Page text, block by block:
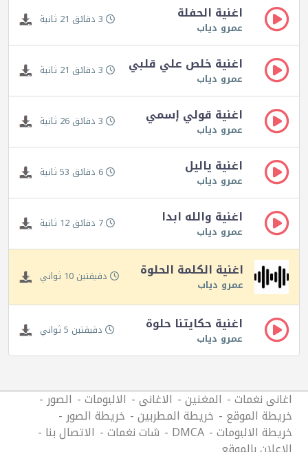
اغنية الحفلة
عمرو دياب 3 دقائق 21 ثانية
اغنية خلص علي قلبي
عمرو دياب 3 دقائق 21 ثانية
اغنية قولي إسمي
عمرو دياب 3 دقائق 26 ثانية
اغنية ياليل
عمرو دياب 6 دقائق 53 ثانية
اغنية والله ابدا
عمرو دياب 7 دقائق 12 ثانية
اغنية الكلمة الحلوة
عمرو دياب دقيقتين 10 ثواني
اغنية حكايتنا حلوة
عمرو دياب دقيقتين 5 ثواني
اغانى نغمات المغنين الاغانى الالبومات الصور
خريطة الموقع خريطة المطربين خريطة الصور
خريطة الالبومات DMCA شات نغمات الاتصال بنا